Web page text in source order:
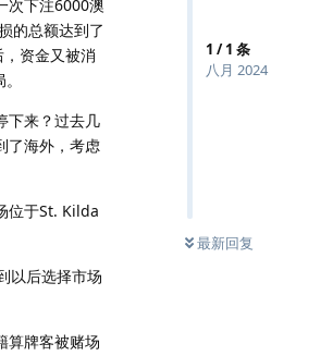
1 /1 条
八月 2024
最新回复
次下注6000澳
的总额达到了
资金又被消
下来？过去几
了海外，考虑
位于St. Kilda
以后选择市场
算牌客被赌场